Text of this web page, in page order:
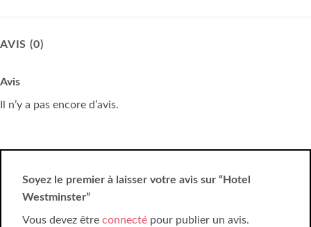
AVIS (0)
Avis
Il n’y a pas encore d’avis.
Soyez le premier à laisser votre avis sur “Hotel
Westminster”
Vous devez être connecté pour publier un avis.